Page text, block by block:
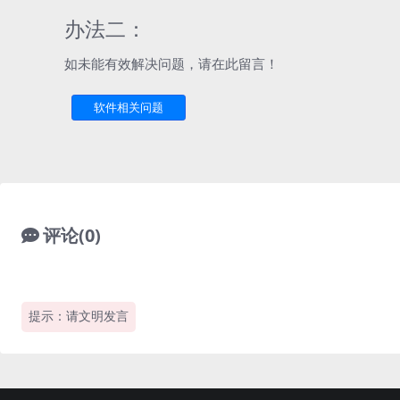
办法二：
如未能有效解决问题，请在此留言！
软件相关问题
评论(0)
提示：请文明发言